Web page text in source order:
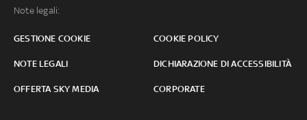
Note legali:
GESTIONE COOKIE COOKIE POLICY
NOTE LEGALI DICHIARAZIONE DI ACCESSIBILITÀ
OFFERTA SKY MEDIA CORPORATE